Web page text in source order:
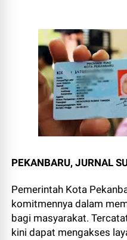
PEKANBARU, JURNAL
Pemerintah Kota
komitmennya dalam
bagi masyarakat.
kini dapat mengakses